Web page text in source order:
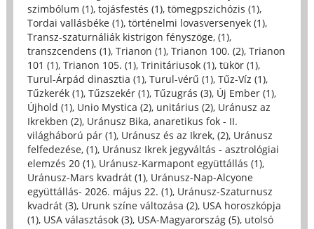
szimbólum (1), tojásfestés (1), tömegpszichózis (1),
Tordai vallásbéke (1), történelmi lovasversenyek (1),
Transz-szaturnáliák kistrigon fényszöge, (1),
transzcendens (1), Trianon (1), Trianon 100. (2), Trianon
101 (1), Trianon 105. (1), Trinitáriusok (1), tükör (1),
Turul-Árpád dinasztia (1), Turul-vérű (1), Tűz-Víz (1),
Tűzkerék (1), Tűzszekér (1), Tűzugrás (3), Új Ember (1),
Újhold (1), Unio Mystica (2), unitárius (2), Uránusz az
Ikrekben (2), Uránusz Bika, anaretikus fok - II.
világháború pár (1), Uránusz és az Ikrek, (2), Uránusz
felfedezése, (1), Uránusz Ikrek jegyváltás - asztrológiai
elemzés 20 (1), Uránusz-Karmapont együttállás (1),
Uránusz-Mars kvadrát (1), Uránusz-Nap-Alcyone
együttállás- 2026. május 22. (1), Uránusz-Szaturnusz
kvadrát (3), Urunk színe változása (2), USA horoszkópja
(1), USA választások (3), USA-Magyarország (5), utolsó